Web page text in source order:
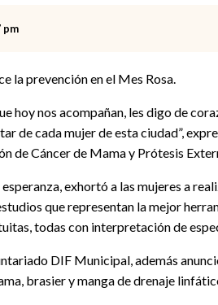
pm
la prevención en el Mes Rosa.
hoy nos acompañan, les digo de
de cada mujer de esta ciudad”,
de Cáncer de Mama y Prótesis
esperanza, exhortó a las mujeres a
que representan la mejor
todas con interpretación de
DIF Municipal, además
brasier y manga de drenaje